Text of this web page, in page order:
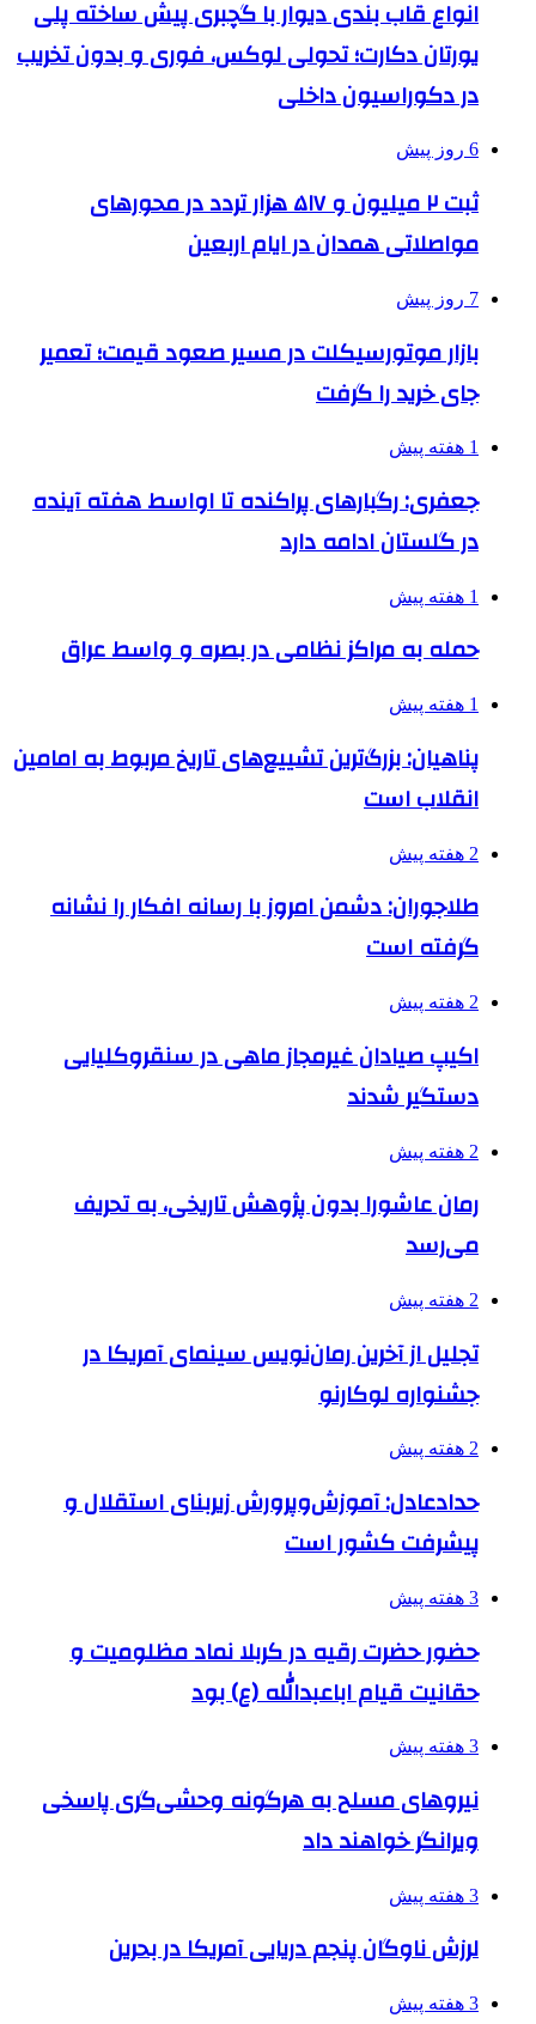
انواع قاب بندی دیوار با گچبری پیش ساخته پلی
یورتان دکارت؛ تحولی لوکس، فوری و بدون تخریب
در دکوراسیون داخلی
6 روز پیش
ثبت ۲ میلیون و ۵۱۷ هزار تردد در محورهای
مواصلاتی همدان در ایام اربعین
7 روز پیش
بازار موتورسیکلت در مسیر صعود قیمت؛ تعمیر
جای خرید را گرفت
1 هفته پیش
جعفری: رگبارهای پراکنده تا اواسط هفته آینده
در گلستان ادامه دارد
1 هفته پیش
حمله به مراکز نظامی در بصره و واسط عراق
1 هفته پیش
پناهیان: بزرگ‌ترین تشییع‌های تاریخ مربوط به امامین
انقلاب است
2 هفته پیش
طلاجوران: دشمن امروز با رسانه افکار را نشانه
گرفته است
2 هفته پیش
اکیپ صیادان غیرمجاز ماهی در سنقروکلیایی
دستگیر شدند
2 هفته پیش
رمان عاشورا بدون پژوهش تاریخی، به تحریف
می‌رسد
2 هفته پیش
تجلیل از آخرین رمان‌نویس سینمای آمریکا در
جشنواره لوکارنو
2 هفته پیش
حدادعادل: آموزش‌وپرورش زیربنای استقلال و
پیشرفت کشور است
3 هفته پیش
حضور حضرت رقیه در کربلا نماد مظلومیت و
حقانیت قیام اباعبدالله (ع) بود
3 هفته پیش
نیروهای مسلح به هرگونه وحشی‌گری پاسخی
ویرانگر خواهند داد
3 هفته پیش
لرزش ناوگان پنجم دریایی آمریکا در بحرین
3 هفته پیش